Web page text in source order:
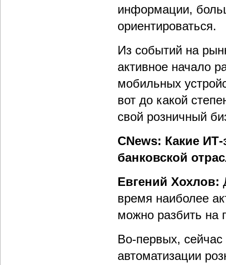
информации,
ориентироваться.
Из событий на
активное начало
мобильных
вот до какой
свой розничный
CNews: Какие
банковской
Евгений Хохлов:
время наиболее
можно разбить на
Во-первых,
автоматизации